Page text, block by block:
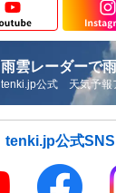
雨雲レーダーで
tenki.jp公式 天気予報
tenki.jp公式SNS